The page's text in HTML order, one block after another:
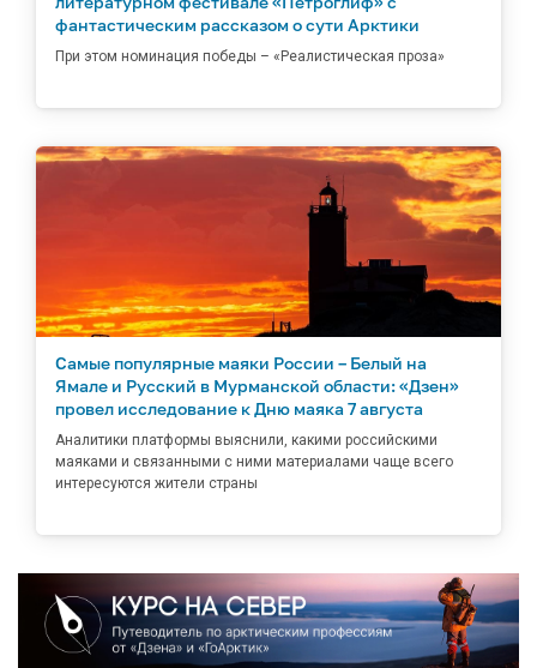
фантастическим рассказом о сути Арктики
При этом номинация победы – «Реалистическая проза»
Самые популярные маяки России – Белый на
Ямале и Русский в Мурманской области: «Дзен»
провел исследование к Дню маяка 7 августа
Аналитики платформы выяснили, какими российскими
маяками и связанными с ними материалами чаще всего
интересуются жители страны